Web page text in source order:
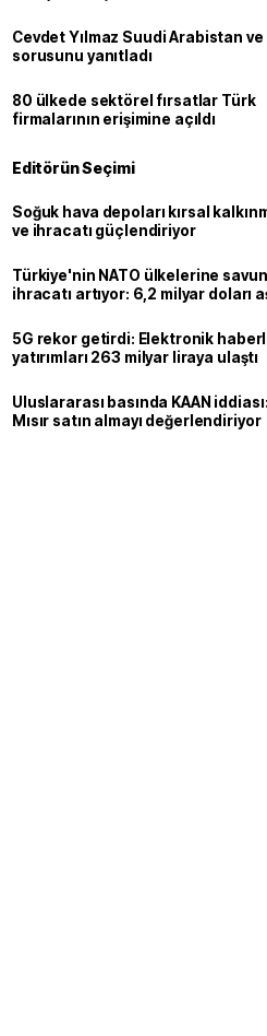
Cevdet Yılmaz Suudi Arabistan ve
sorusunu yanıtladı
80 ülkede sektörel fırsatlar Türk
firmalarının erişimine açıldı
Editörün Seçimi
Soğuk hava depoları kırsal
ve ihracatı güçlendiriyor
Türkiye'nin NATO ülkelerine
ihracatı artıyor: 6,2 milyar doları
5G rekor getirdi: Elektronik
yatırımları 263 milyar liraya ulaştı
Uluslararası basında KAAN iddiası:
Mısır satın almayı değerlendiriyor